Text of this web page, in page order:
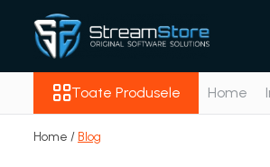
Toate Produsele
Antivirus
Toate Produsele Home
Home / Blog